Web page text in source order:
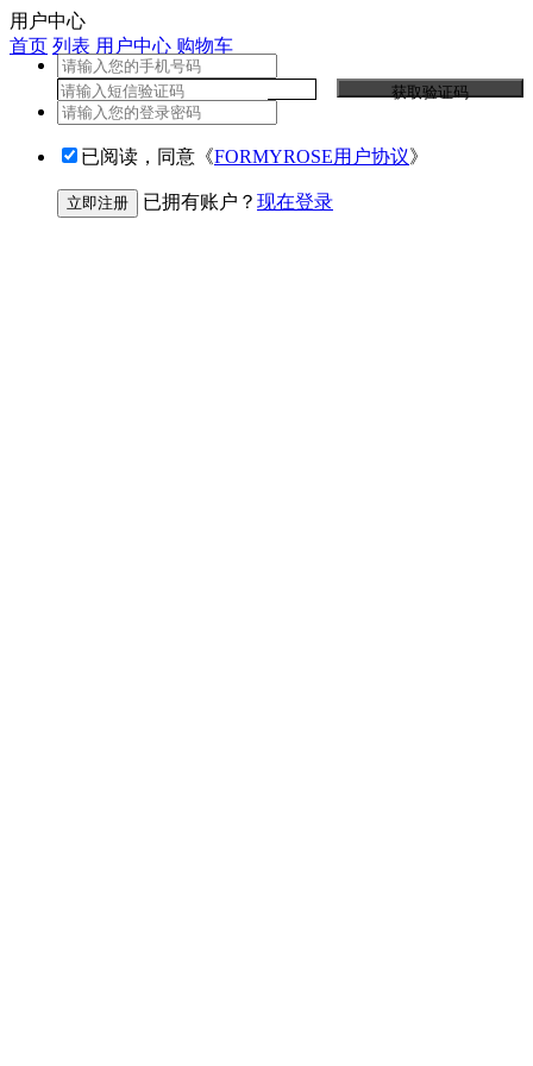
用户中心
首页 列表 用户中心 购物车
获取验证码
已阅读，同意《FORMYROSE用户协议》
已拥有账户？ 现在登录